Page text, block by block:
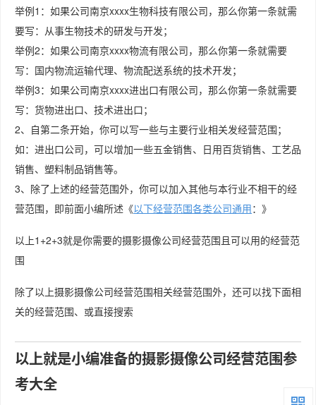
举例1：如果公司南京xxxx生物科技有限公司，那么你第一条就需
要写：从事生物技术的研发与开发；
举例2：如果公司南京xxxx物流有限公司，那么你第一条就需要
写：国内物流运输代理、物流配送系统的技术开发；
举例3：如果公司南京xxxx进出口有限公司，那么你第一条就需要
写：货物进出口、技术进出口；
2、自第二条开始，你可以写一些与主要行业相关发经营范围；
如：进出口公司，可以增加一些五金销售、日用百货销售、工艺品
销售、塑料制品销售等。
3、除了上述的经营范围外，你可以加入其他与本行业不相干的经
营范围，即前面小编所述《以下经营范围各类公司通用：》
以上1+2+3就是你需要的摄影摄像公司经营范围且可以用的经营范
围
除了以上摄影摄像公司经营范围相关经营范围外，还可以找下面相
关的经营范围、或直接搜索
以上就是小编准备的摄影摄像公司经营范围参
考大全